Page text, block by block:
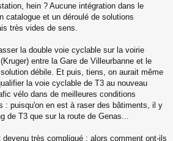
hein ? Aucune intégration dans le
catalogue et un déroulé de solutions
très vides de sens.
la double voie cyclable sur la voirie
entre la Gare de Villeurbanne et le
débile. Et puis, tiens, on aurait même
la voie cyclable de T3 au nouveau
vélo dans de meilleures conditions
: puisqu'on en est à raser des bâtiments, il y
de T3 que sur la route de Genas...
très compliqué ; alors comment ont-ils